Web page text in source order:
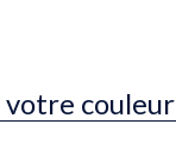
votre couleur